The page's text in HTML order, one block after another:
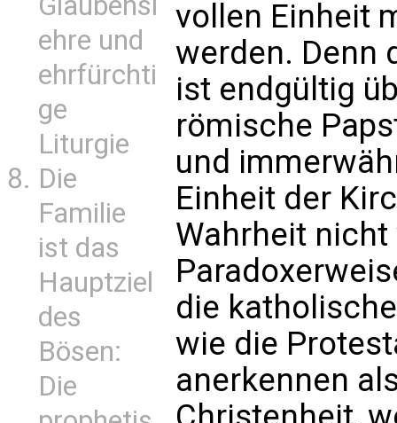
ehre und
ehrfürchti
ge
Liturgie
Die
Familie
ist das
Hauptziel
des
Bösen:
Die
vollen Einheit
werden. Denn
ist endgültig
römische
und
Einheit der
Wahrheit
die
wie die
anerkennen